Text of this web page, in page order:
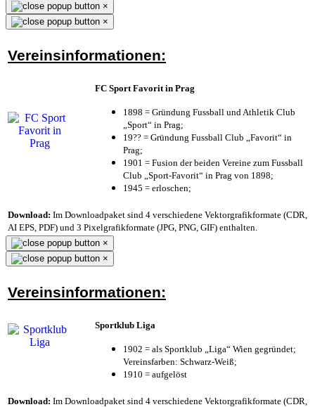
×
×
Vereinsinformationen:
FC Sport Favorit in Prag
1898 = Gründung Fussball und Athletik Club
„Sport“ in Prag;
19?? = Gründung Fussball Club „Favorit“ in
Prag;
1901 = Fusion der beiden Vereine zum Fussball
Club „Sport-Favorit“ in Prag von 1898;
1945 = erloschen;
Download: Im Downloadpaket sind 4 verschiedene Vektorgrafikformate (CDR,
AI EPS, PDF) und 3 Pixelgrafikformate (JPG, PNG, GIF) enthalten.
×
×
Vereinsinformationen:
Sportklub Liga
1902 = als Sportklub „Liga“ Wien gegründet;
Vereinsfarben: Schwarz-Weiß;
1910 = aufgelöst
Download: Im Downloadpaket sind 4 verschiedene Vektorgrafikformate (CDR,